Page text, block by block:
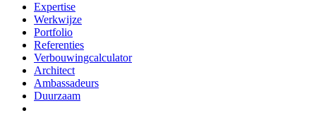
Expertise
Werkwijze
Portfolio
Referenties
Verbouwingcalculator
Architect
Ambassadeurs
Duurzaam